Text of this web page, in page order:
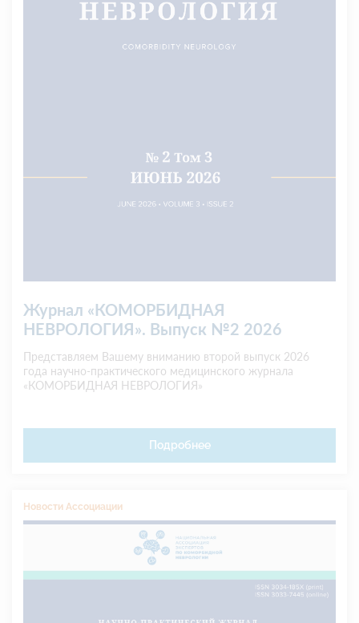
Журнал «КОМОРБИДНАЯ
НЕВРОЛОГИЯ». Выпуск №2 2026
Представляем Вашему вниманию второй выпуск 2026
года научно-практического медицинского журнала
«КОМОРБИДНАЯ НЕВРОЛОГИЯ»
Подробнее
Новости Ассоциации